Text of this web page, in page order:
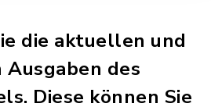
die aktuellen und
des
Diese können Sie